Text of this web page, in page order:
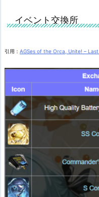
イベント交換所
引用： AGSes of the Orca, Unite! – Last